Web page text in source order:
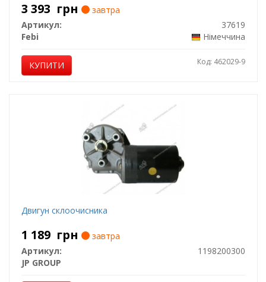
3 393 грн
завтра
Артикул:
37619
Febi
Німеччина
КУПИТИ Код: 462029-9
Двигун склоочисника
1 189 грн
завтра
Артикул:
1198200300
JP GROUP